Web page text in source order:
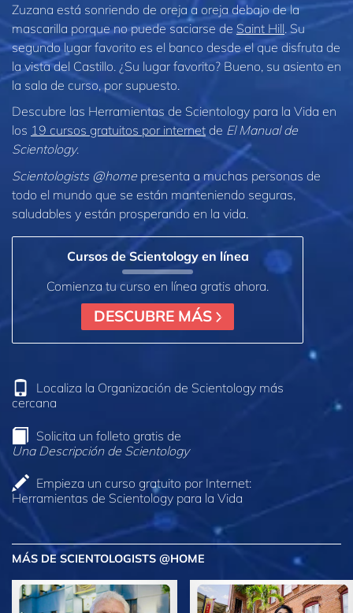
Zuzana está sonriendo de oreja a oreja debajo de la
mascarilla porque no puede saciarse de Saint Hill. Su
segundo lugar favorito es el banco desde el que disfruta de
la vista del Castillo. ¿Su lugar favorito? Bueno, su asiento en
la sala de curso, por supuesto.
Descubre las Herramientas de Scientology para la Vida en
los 19 cursos gratuitos por internet de El Manual de
Scientology.
Scientologists @home presenta a muchas personas de
todo el mundo que se están manteniendo seguras,
saludables y están prosperando en la vida.
Cursos de Scientology en línea
Comienza tu curso en línea gratis ahora.
DESCUBRE MÁS
Localiza la Organización de Scientology más
cercana
Solicita un folleto gratis de
Una Descripción de Scientology
Empieza un curso gratuito por Internet:
Herramientas de Scientology para la Vida
MÁS DE SCIENTOLOGISTS @HOME